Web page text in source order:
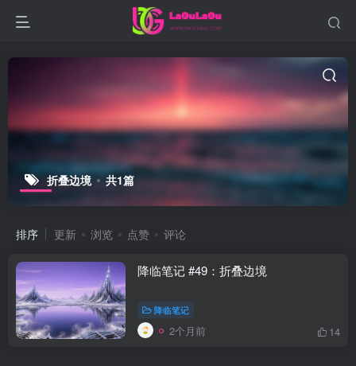
折叠边境 共1篇
排序 更新 浏览 点赞 评论
降临笔记 #49：折叠边境
降临笔记
2个月前 14